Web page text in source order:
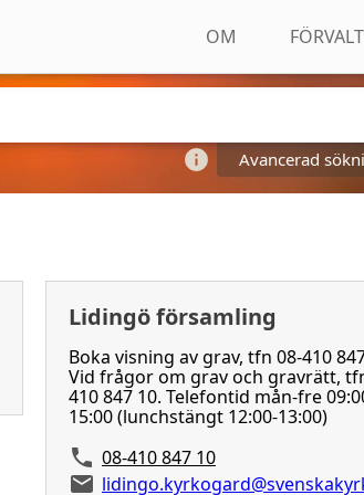
OM
Avancerad
Lidingö församling
Boka visning av grav, tfn 08-410
Vid frågor om grav och gravrätt,
410 847 10. Telefontid mån-fre
15:00 (lunchstängt 12:00-13:00)
08-410 847 10